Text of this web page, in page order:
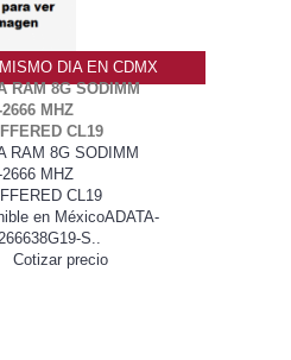
MISMO DIA EN CDMX
RAM 8G SODIMM
2666 MHZ
CL19
RAM 8G SODIMM
2666 MHZ
CL19
en MéxicoADATA-
S..
Cotizar precio